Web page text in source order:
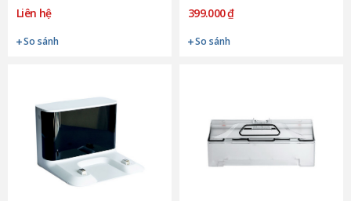
Liên hệ
So sánh
399.000 ₫
So sánh